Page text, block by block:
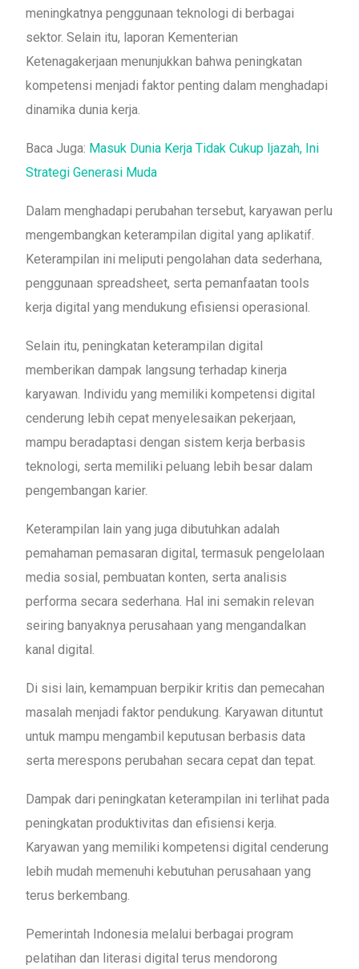
meningkatnya penggunaan teknologi di berbagai
sektor. Selain itu, laporan Kementerian
Ketenagakerjaan menunjukkan bahwa peningkatan
kompetensi menjadi faktor penting dalam menghadapi
dinamika dunia kerja.
Baca Juga: Masuk Dunia Kerja Tidak Cukup Ijazah, Ini
Strategi Generasi Muda
Dalam menghadapi perubahan tersebut, karyawan perlu
mengembangkan keterampilan digital yang aplikatif.
Keterampilan ini meliputi pengolahan data sederhana,
penggunaan spreadsheet, serta pemanfaatan tools
kerja digital yang mendukung efisiensi operasional.
Selain itu, peningkatan keterampilan digital
memberikan dampak langsung terhadap kinerja
karyawan. Individu yang memiliki kompetensi digital
cenderung lebih cepat menyelesaikan pekerjaan,
mampu beradaptasi dengan sistem kerja berbasis
teknologi, serta memiliki peluang lebih besar dalam
pengembangan karier.
Keterampilan lain yang juga dibutuhkan adalah
pemahaman pemasaran digital, termasuk pengelolaan
media sosial, pembuatan konten, serta analisis
performa secara sederhana. Hal ini semakin relevan
seiring banyaknya perusahaan yang mengandalkan
kanal digital.
Di sisi lain, kemampuan berpikir kritis dan pemecahan
masalah menjadi faktor pendukung. Karyawan dituntut
untuk mampu mengambil keputusan berbasis data
serta merespons perubahan secara cepat dan tepat.
Dampak dari peningkatan keterampilan ini terlihat pada
peningkatan produktivitas dan efisiensi kerja.
Karyawan yang memiliki kompetensi digital cenderung
lebih mudah memenuhi kebutuhan perusahaan yang
terus berkembang.
Pemerintah Indonesia melalui berbagai program
pelatihan dan literasi digital terus mendorong